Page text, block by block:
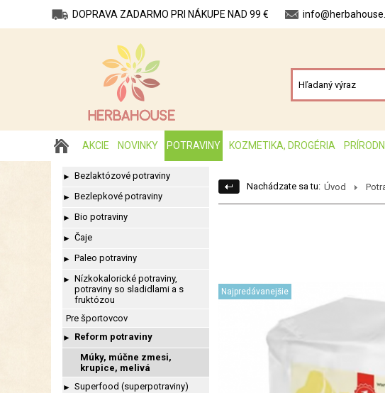
DOPRAVA ZADARMO PRI NÁKUPE NAD 99 €
AKCIE NOVINKY POTRAVINY KOZMETIKA, DROGÉRIA
► Bezlaktózové potraviny
► Bezlepkové potraviny
► Bio potraviny
► Čaje
► Paleo potraviny
► Nízkokalorické potraviny,
potraviny so sladidlami a s
fruktózou
Pre športovcov
► Reform potraviny
Múky, múčne zmesi,
krupice, melivá
► Superfood (superpotraviny)
Nachádzate sa tu: Úvod
Najpredávanejšie